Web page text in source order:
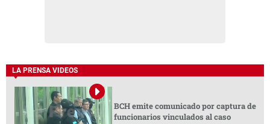
LA PRENSA VIDEOS
BCH emite comunicado por captura de
funcionarios vinculados al caso